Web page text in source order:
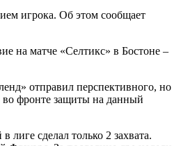
игрока. Об этом сообщает
на матче «Селтикс» в Бостоне –
отправил перспективного, но
фронте защиты на данный
лиге сделал только 2 захвата.